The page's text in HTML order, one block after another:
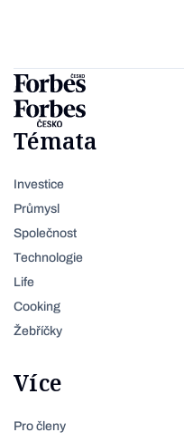
Témata
Investice
Průmysl
Společnost
Technologie
Life
Cooking
Žebříčky
Více
Pro členy